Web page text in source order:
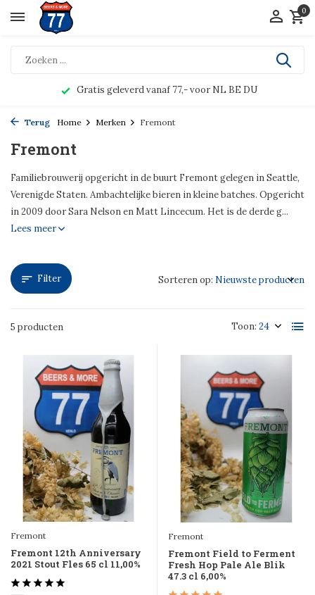
0
Gratis geleverd vanaf 77,- voor NL BE DU
Terug Home Merken Fremont
Fremont
Familiebrouwerij opgericht in de buurt Fremont gelegen in Seattle,
Verenigde Staten. Ambachtelijke bieren in kleine batches. Opgericht
in 2009 door Sara Nelson en Matt Lincecum. Het is de derde g...
Lees meer
Filter
5 producten Toon:
Sorteren op:
Fremont
Fremont 12th Anniversary
2021 Stout Fles 65 cl 11,00%
Fremont
Fremont Field to Ferment
Fresh Hop Pale Ale Blik
47.3 cl 6,00%